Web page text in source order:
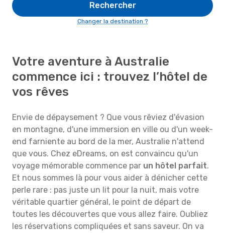
Rechercher
Changer la destination ?
Votre aventure à Australie
commence ici : trouvez l’hôtel de
vos rêves
Envie de dépaysement ? Que vous rêviez d'évasion
en montagne, d'une immersion en ville ou d'un week-
end farniente au bord de la mer, Australie n'attend
que vous. Chez eDreams, on est convaincu qu'un
voyage mémorable commence par un hôtel parfait.
Et nous sommes là pour vous aider à dénicher cette
perle rare : pas juste un lit pour la nuit, mais votre
véritable quartier général, le point de départ de
toutes les découvertes que vous allez faire. Oubliez
les réservations compliquées et sans saveur. On va